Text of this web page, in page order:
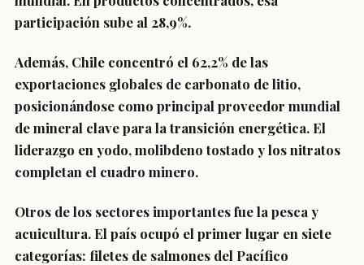
participación sube al 28,9%.
Además, Chile concentró el 62,2% de las
exportaciones globales de carbonato de litio,
posicionándose como principal proveedor mundial
de mineral clave para la transición energética. El
liderazgo en yodo, molibdeno tostado y los nitratos
completan el cuadro minero.
Otros de los sectores importantes fue la pesca y
acuicultura. El país ocupó el primer lugar en siete
categorías: filetes de salmones del Pacífico